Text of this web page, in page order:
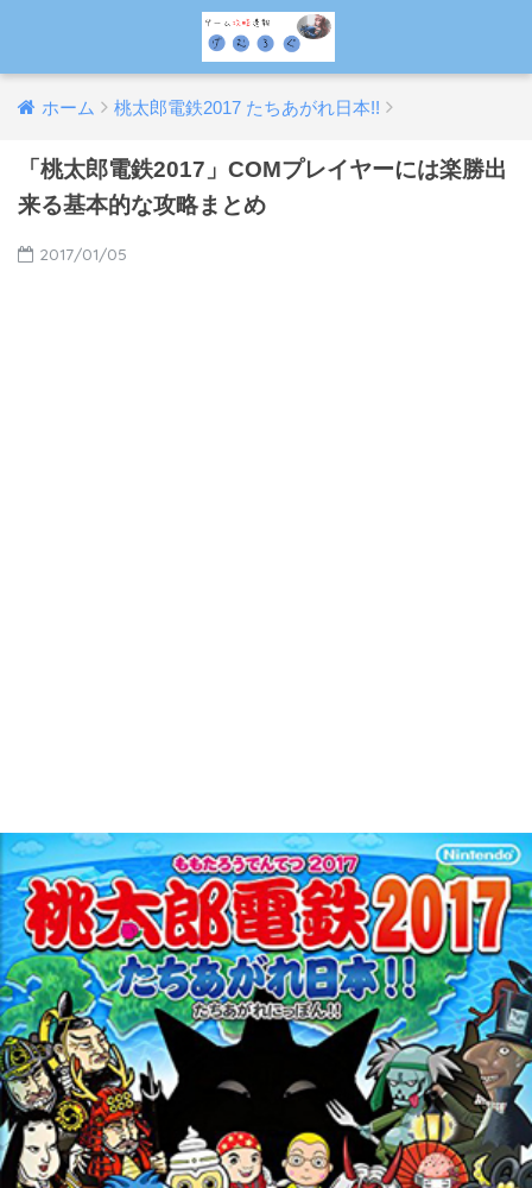
ホーム 桃太郎電鉄2017 たちあがれ日本!!
「桃太郎電鉄2017」COMプレイヤーには楽勝出
来る基本的な攻略まとめ
2017/01/05